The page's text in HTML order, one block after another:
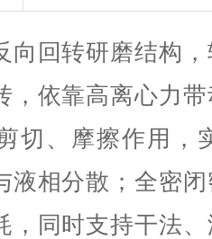
向回转研磨结构
，依靠高离心力
切、摩擦作用，
液相分散；全密
，同时支持干法